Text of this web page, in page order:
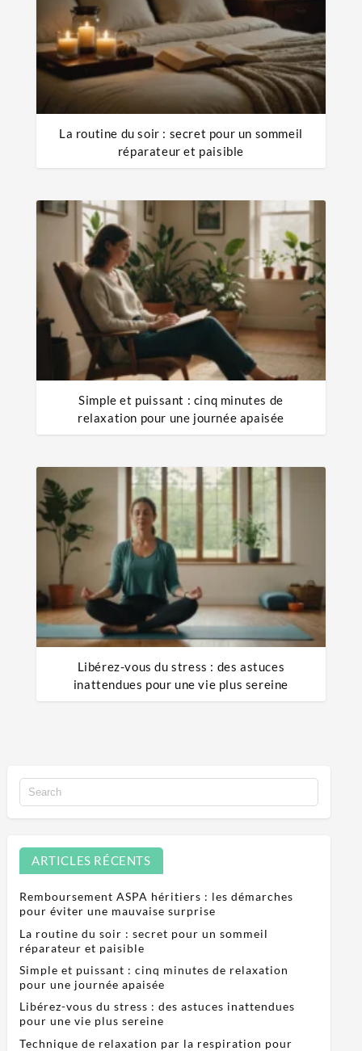
La routine du soir : secret pour un sommeil
réparateur et paisible
Simple et puissant : cinq minutes de
relaxation pour une journée apaisée
Libérez-vous du stress : des astuces
inattendues pour une vie plus sereine
ARTICLES RÉCENTS
Remboursement ASPA héritiers : les démarches
pour éviter une mauvaise surprise
La routine du soir : secret pour un sommeil
réparateur et paisible
Simple et puissant : cinq minutes de relaxation
pour une journée apaisée
Libérez-vous du stress : des astuces inattendues
pour une vie plus sereine
Technique de relaxation par la respiration pour